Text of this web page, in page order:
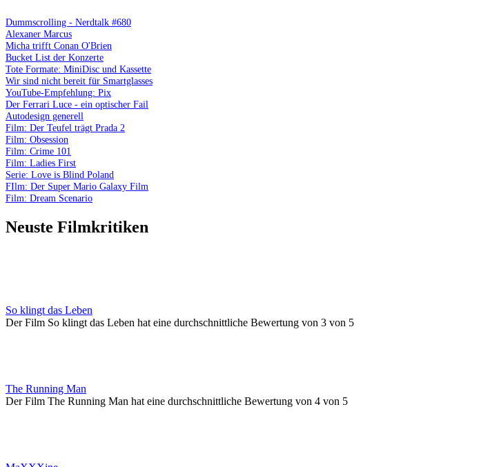
Dummscrolling - Nerdtalk #680
Alexaner Marcus
Micha trifft Conan O'Brien
Bucket List der Konzerte
Tote Formate: MiniDisc und Kassette
Wir sind nicht bereit für Smartglasses
YouTube-Empfehlung: Pix
Der Ferrari Luce - ein optischer Fail
Autodesign generell
Film: Der Teufel trägt Prada 2
Film: Obsession
Film: Crime 101
Film: Ladies First
Serie: Love is Blind Poland
FIlm: Der Super Mario Galaxy Film
Film: Dream Scenario
Neuste Filmkritiken
So klingt das Leben
Der Film So klingt das Leben hat eine durchschnittliche Bewertung von 3 von 5
The Running Man
Der Film The Running Man hat eine durchschnittliche Bewertung von 4 von 5